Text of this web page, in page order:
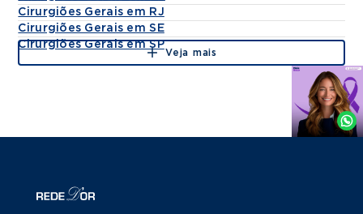
Cirurgiões Gerais em RJ
Cirurgiões Gerais em SE
Cirurgiões Gerais em SP
Veja mais
Agende
Whatsapp